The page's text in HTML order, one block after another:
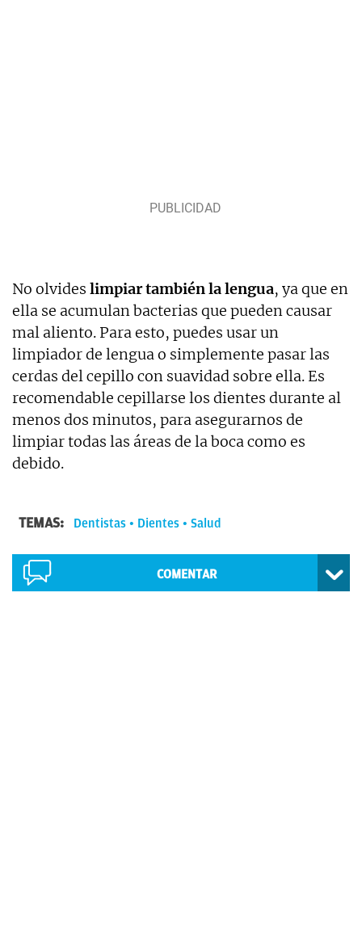
No olvides limpiar también la lengua, ya que en
ella se acumulan bacterias que pueden causar
mal aliento. Para esto, puedes usar un
limpiador de lengua o simplemente pasar las
cerdas del cepillo con suavidad sobre ella. Es
recomendable cepillarse los dientes durante al
menos dos minutos, para asegurarnos de
limpiar todas las áreas de la boca como es
debido.
TEMAS: Dentistas Dientes Salud
COMENTAR